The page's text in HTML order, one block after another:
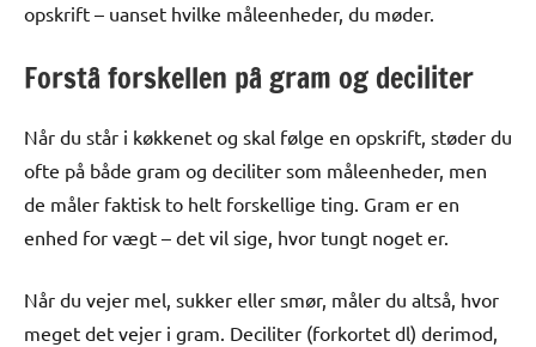
opskrift – uanset hvilke måleenheder, du møder.
Forstå forskellen på gram og deciliter
Når du står i køkkenet og skal følge en opskrift, støder du
ofte på både gram og deciliter som måleenheder, men
de måler faktisk to helt forskellige ting. Gram er en
enhed for vægt – det vil sige, hvor tungt noget er.
Når du vejer mel, sukker eller smør, måler du altså, hvor
meget det vejer i gram. Deciliter (forkortet dl) derimod,